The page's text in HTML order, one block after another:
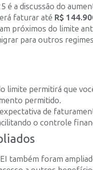
é a discussão do
faturar até R$
próximos do limite
para outros
limite permitirá que
permitido.
de
o controle
também foram